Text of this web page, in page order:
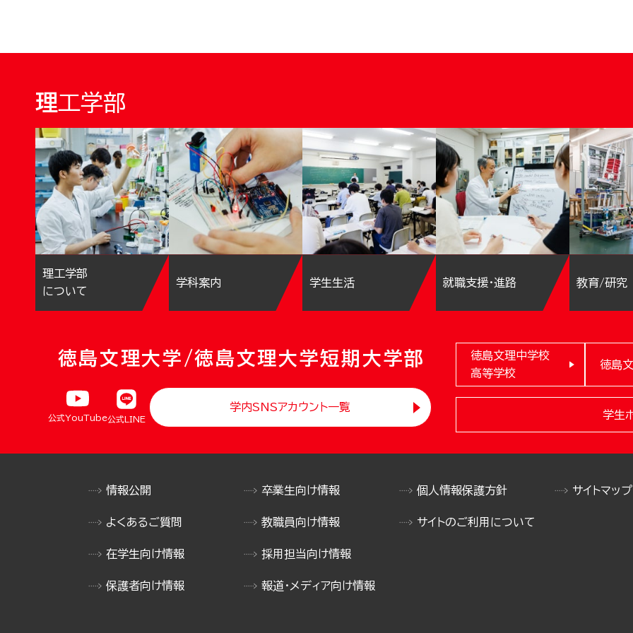
理工学部
理工学部
について
学科案内 学生生活 就職支援・進路 教育/研究
徳島文理大学/徳島文理大学短期大学部
公式YouTube公式LINE
学内SNSアカウント一覧
徳島文理中学校
高等学校
徳島
学生
情報公開
よくあるご質問
在学生向け情報
保護者向け情報
卒業生向け情報
教職員向け情報
採用担当向け情報
報道・メディア向け情報
個人情報保護方針
サイトのご利用について
サイトマップ